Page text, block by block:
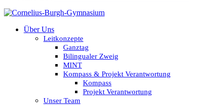
Über Uns
Leitkonzepte
Ganztag
Bilingualer Zweig
MINT
Kompass & Projekt Verantwortung
Kompass
Projekt Verantwortung
Unser Team